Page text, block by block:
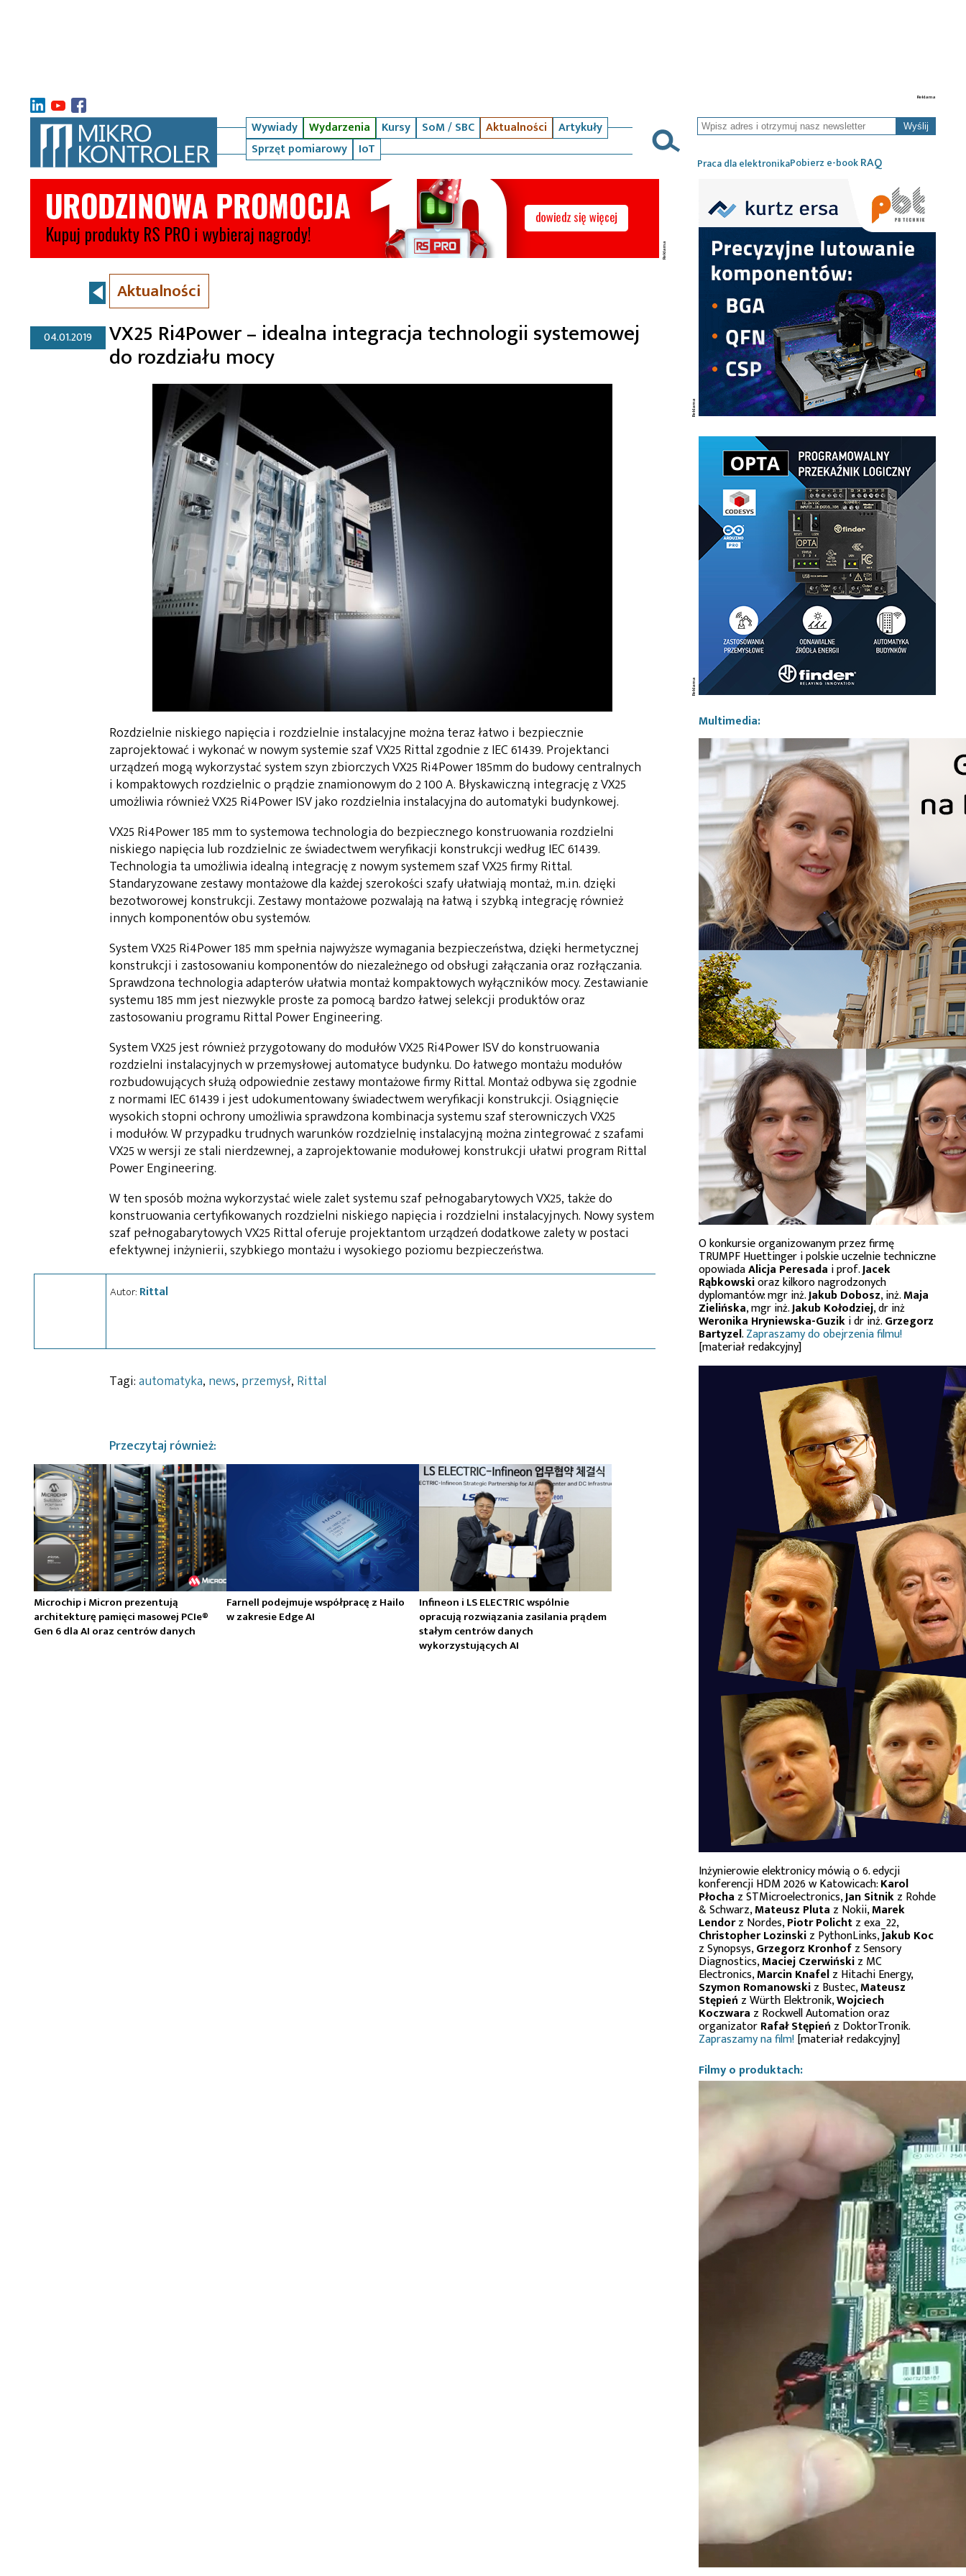
Wywiady Wydarzenia Kursy SoM / SBC Aktualności
Artykuły
Sprzęt pomiarowy
IoT
Wyślij
Praca dla elektronikaPobierz e-bookRAQ
Aktualności
04.01.2019 VX25 Ri4Power – idealna integracja technologii systemowej
do rozdziału mocy
Rozdzielnie niskiego napięcia i rozdzielnie instalacyjne można teraz łatwo i bezpiecznie
zaprojektować i wykonać w nowym systemie szaf VX25 Rittal zgodnie z IEC 61439. Projektanci
urządzeń mogą wykorzystać system szyn zbiorczych VX25 Ri4Power 185mm do budowy centralnych
i kompaktowych rozdzielnic o prądzie znamionowym do 2 100 A. Błyskawiczną integrację z VX25
umożliwia również VX25 Ri4Power ISV jako rozdzielnia instalacyjna do automatyki budynkowej.
VX25 Ri4Power 185 mm to systemowa technologia do bezpiecznego konstruowania rozdzielni
niskiego napięcia lub rozdzielnic ze świadectwem weryfikacji konstrukcji według IEC 61439.
Technologia ta umożliwia idealną integrację z nowym systemem szaf VX25 firmy Rittal.
Standaryzowane zestawy montażowe dla każdej szerokości szafy ułatwiają montaż, m.in. dzięki
bezotworowej konstrukcji. Zestawy montażowe pozwalają na łatwą i szybką integrację również
innych komponentów obu systemów.
System VX25 Ri4Power 185 mm spełnia najwyższe wymagania bezpieczeństwa, dzięki hermetycznej
konstrukcji i zastosowaniu komponentów do niezależnego od obsługi załączania oraz rozłączania.
Sprawdzona technologia adapterów ułatwia montaż kompaktowych wyłączników mocy. Zestawianie
systemu 185 mm jest niezwykle proste za pomocą bardzo łatwej selekcji produktów oraz
zastosowaniu programu Rittal Power Engineering.
System VX25 jest również przygotowany do modułów VX25 Ri4Power ISV do konstruowania
rozdzielni instalacyjnych w przemysłowej automatyce budynku. Do łatwego montażu modułów
rozbudowujących służą odpowiednie zestawy montażowe firmy Rittal. Montaż odbywa się zgodnie
z normami IEC 61439 i jest udokumentowany świadectwem weryfikacji konstrukcji. Osiągnięcie
wysokich stopni ochrony umożliwia sprawdzona kombinacja systemu szaf sterowniczych VX25
i modułów. W przypadku trudnych warunków rozdzielnię instalacyjną można zintegrować z szafami
VX25 w wersji ze stali nierdzewnej, a zaprojektowanie modułowej konstrukcji ułatwi program Rittal
Power Engineering.
W ten sposób można wykorzystać wiele zalet systemu szaf pełnogabarytowych VX25, także do
konstruowania certyfikowanych rozdzielni niskiego napięcia i rozdzielni instalacyjnych. Nowy system
szaf pełnogabarytowych VX25 Rittal oferuje projektantom urządzeń dodatkowe zalety w postaci
efektywnej inżynierii, szybkiego montażu i wysokiego poziomu bezpieczeństwa.
Autor: Rittal
Tagi:automatyka, news, przemysł, Rittal
Przeczytaj również:
Microchip i Micron prezentują
architekturę pamięci masowej PCIe®
Gen 6 dla AI oraz centrów danych
Farnell podejmuje współpracę z Hailo
w zakresie Edge AI
Infineon i LS ELECTRIC wspólnie
opracują rozwiązania zasilania prądem
stałym centrów danych
wykorzystujących AI
Multimedia:
O konkursie organizowanym przez firmę
TRUMPF Huettinger i polskie uczelnie techniczne
opowiadaAlicja Peresada i prof.Jacek
Rąbkowskioraz kilkoro nagrodzonych
dyplomantów: mgr inż.Jakub Dobosz, inż.Maja
Zielińska, mgr inż.Jakub Kołodziej, dr inż
Weronika Hryniewska-Guziki dr inż.Grzegorz
Bartyzel.Zapraszamy do obejrzenia filmu!
[materiał redakcyjny]
Inżynierowie elektronicy mówią o 6. edycji
konferencji HDM 2026 w Katowicach:Karol
Płocha z STMicroelectronics,Jan Sitnikz Rohde
& Schwarz,Mateusz Pluta z Nokii,Marek
Lendorz Nordes,Piotr Polichtz exa_22,
Christopher Lozinskiz PythonLinks,Jakub Koc
z Synopsys,Grzegorz Kronhofz Sensory
Diagnostics,Maciej Czerwińskiz MC
Electronics,Marcin Knafelz Hitachi Energy,
Szymon Romanowskiz Bustec,Mateusz
Stępień z Würth Elektronik,Wojciech
Koczwara z Rockwell Automation oraz
organizatorRafał Stępień z DoktorTronik.
Zapraszamy na film![materiał redakcyjny]
Filmy o produktach: